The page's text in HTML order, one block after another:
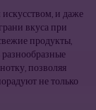
и даже
вкуса при
продукты,
позволяя
не только